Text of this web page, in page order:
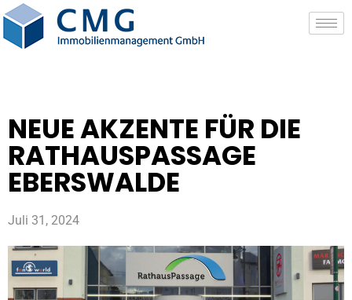
NEUE AKZENTE FÜR DIE
RATHAUSPASSAGE
EBERSWALDE
Juli 31, 2024